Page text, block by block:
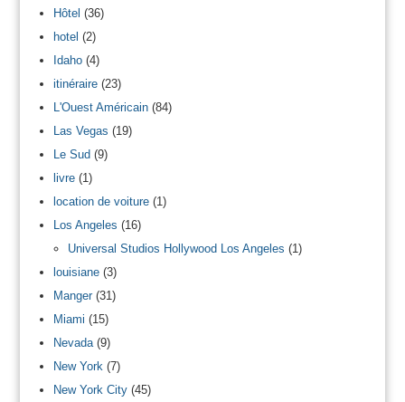
Hôtel (36)
hotel (2)
Idaho(4)
itinéraire(23)
L'Ouest Américain(84)
Las Vegas (19)
Le Sud(9)
livre(1)
location de voiture(1)
Los Angeles (16)
Universal Studios Hollywood Los Angeles (1)
louisiane(3)
Manger(31)
Miami (15)
Nevada(9)
New York (7)
New York City(45)